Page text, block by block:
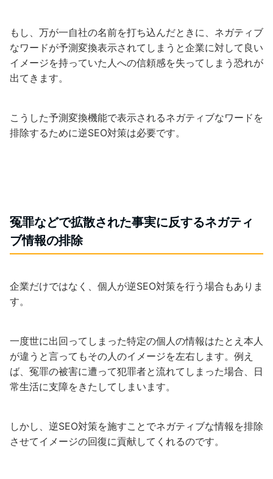
もし、万が一自社の名前を打ち込んだときに、ネガティブ
なワードが予測変換表示されてしまうと企業に対して良い
イメージを持っていた人への信頼感を失ってしまう恐れが
出てきます。
こうした予測変換機能で表示されるネガティブなワードを
排除するために逆SEO対策は必要です。
冤罪などで拡散された事実に反するネガティ
ブ情報の排除
企業だけではなく、個人が逆SEO対策を行う場合もありま
す。
一度世に出回ってしまった特定の個人の情報はたとえ本人
が違うと言ってもその人のイメージを左右します。例え
ば、冤罪の被害に遭って犯罪者と流れてしまった場合、日
常生活に支障をきたしてしまいます。
しかし、逆SEO対策を施すことでネガティブな情報を排除
させてイメージの回復に貢献してくれるのです。